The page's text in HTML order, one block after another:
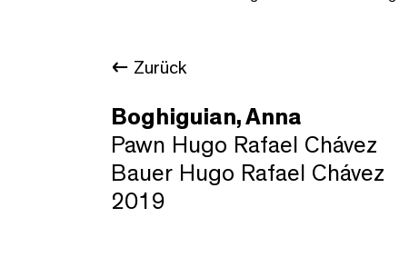
Zurück
Boghiguian, Anna
Pawn Hugo Rafael Chávez
Bauer Hugo Rafael Chávez
2019